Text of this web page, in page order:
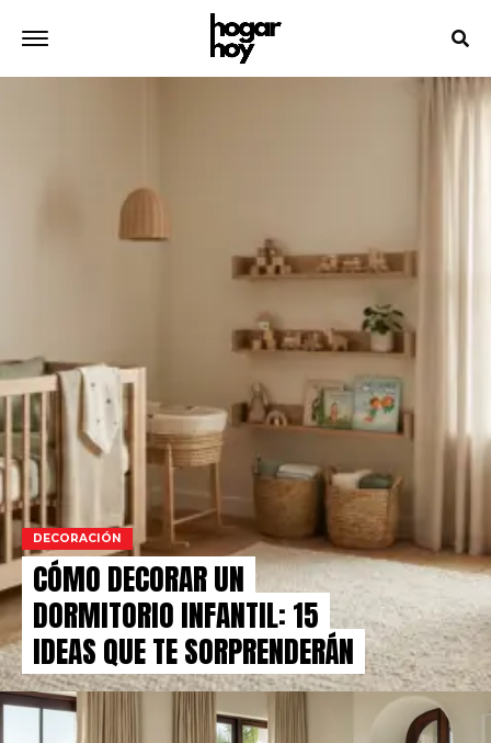
DECORACIÓN
CÓMO DECORAR UN
DORMITORIO INFANTIL: 15
IDEAS QUE TE SORPRENDERÁN